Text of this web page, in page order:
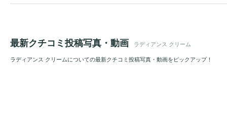
最新クチコミ投稿写真・動画 ラディアンス クリーム
ラディアンス クリームについての最新クチコミ投稿写真・動画をピックアップ！